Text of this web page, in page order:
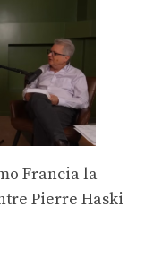
Francia la
Pierre Haski